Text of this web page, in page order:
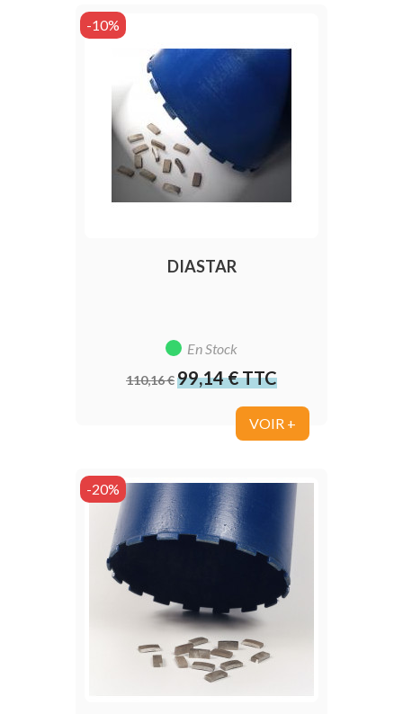
DIASTAR
En Stock
Prix
110,16 €Prix
99,14 € TTC
-10%
VOIR +
-20%